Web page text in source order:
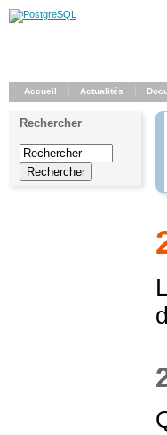
Accueil Actualités
Rechercher